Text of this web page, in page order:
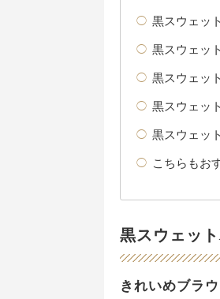
黒スウェッ
黒スウェッ
黒スウェッ
黒スウェッ
黒スウェッ
こちらもお
黒スウェッ
きれいめブラ